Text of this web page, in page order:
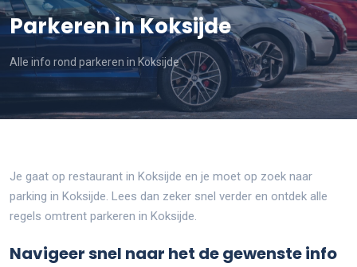
Parkeren in Koksijde
Alle info rond parkeren in Koksijde
Je gaat op restaurant in Koksijde en je moet op zoek naar
parking in Koksijde. Lees dan zeker snel verder en ontdek alle
regels omtrent parkeren in Koksijde.
Navigeer snel naar het de gewenste info